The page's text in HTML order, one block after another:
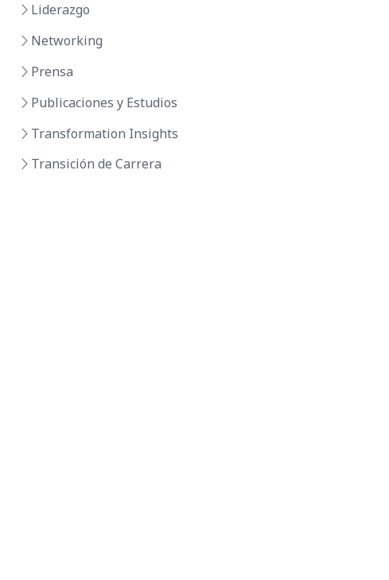
Liderazgo
Networking
Prensa
Publicaciones y Estudios
Transformation Insights
Transición de Carrera